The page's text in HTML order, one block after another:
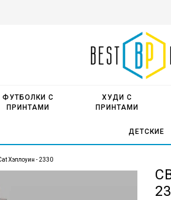
ФУТБОЛКИ С
ПРИНТАМИ
ХУДИ С
ПРИНТАМИ
ДЕТСКИЕ
Хэллоуин - 2330